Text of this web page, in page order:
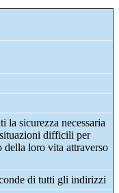
la sicurezza necessaria
difficili per
della loro vita attraverso
di tutti gli indirizzi